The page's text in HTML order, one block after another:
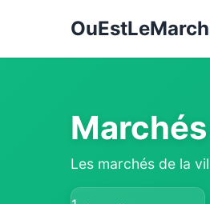
Ou
Les marchés de la